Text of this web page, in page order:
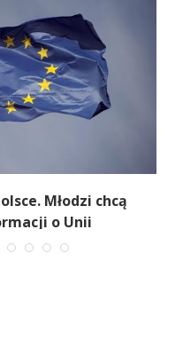
Młodzi chcą
o Unii